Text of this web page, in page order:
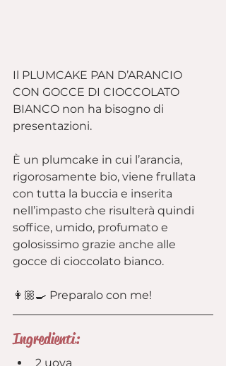
Il PLUMCAKE PAN D’ARANCIO
CON GOCCE DI CIOCCOLATO
BIANCO non ha bisogno di
presentazioni.
È un plumcake in cui l’arancia,
rigorosamente bio, viene frullata
con tutta la buccia e inserita
nell’impasto che risulterà quindi
soffice, umido, profumato e
golosissimo grazie anche alle
gocce di cioccolato bianco.
👩🏼‍🍳 Preparalo con me!
Ingredienti:
2 uova